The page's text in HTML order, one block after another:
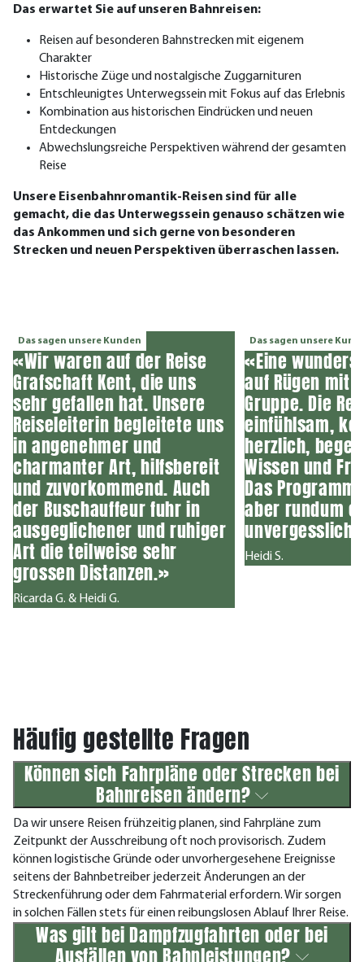
Das erwartet Sie auf unseren Bahnreisen:
Reisen auf besonderen Bahnstrecken mit eigenem
Charakter
Historische Züge und nostalgische Zuggarnituren
Entschleunigtes Unterwegssein mit Fokus auf das Erlebnis
Kombination aus historischen Eindrücken und neuen
Entdeckungen
Abwechslungsreiche Perspektiven während der gesamten
Reise
Unsere Eisenbahnromantik-Reisen sind für alle
gemacht, die das Unterwegssein genauso schätzen wie
das Ankommen und sich gerne von besonderen
Strecken und neuen Perspektiven überraschen lassen.
Das sagen unsere Kunden
«Wir waren auf der Reise
Grafschaft Kent, die uns
sehr gefallen hat. Unsere
Reiseleiterin begleitete uns
in angenehmer und
charmanter Art, hilfsbereit
und zuvorkommend. Auch
der Buschauffeur fuhr in
ausgeglichener und ruhiger
Art die teilweise sehr
grossen Distanzen.»
Ricarda G. & Heidi G.
Das sagen unsere
«Eine
auf Rügen mit
Gruppe. Die
einfühlsam,
herzlich,
Wissen und
Das
aber rundum
Heidi S.
Häufig gestellte Fragen
Können sich Fahrpläne oder Strecken bei
Bahnreisen ändern?
Da wir unsere Reisen frühzeitig planen, sind Fahrpläne zum
Zeitpunkt der Ausschreibung oft noch provisorisch. Zudem
können logistische Gründe oder unvorhergesehene Ereignisse
seitens der Bahnbetreiber jederzeit Änderungen an der
Streckenführung oder dem Fahrmaterial erfordern. Wir sorgen
in solchen Fällen stets für einen reibungslosen Ablauf Ihrer Reise.
Was gilt bei Dampfzugfahrten oder bei
Ausfällen von Bahnleistungen?